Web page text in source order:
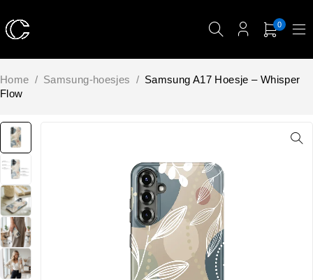
0
Home / Samsung-hoesjes / Samsung A17 Hoesje – Whisper
Flow